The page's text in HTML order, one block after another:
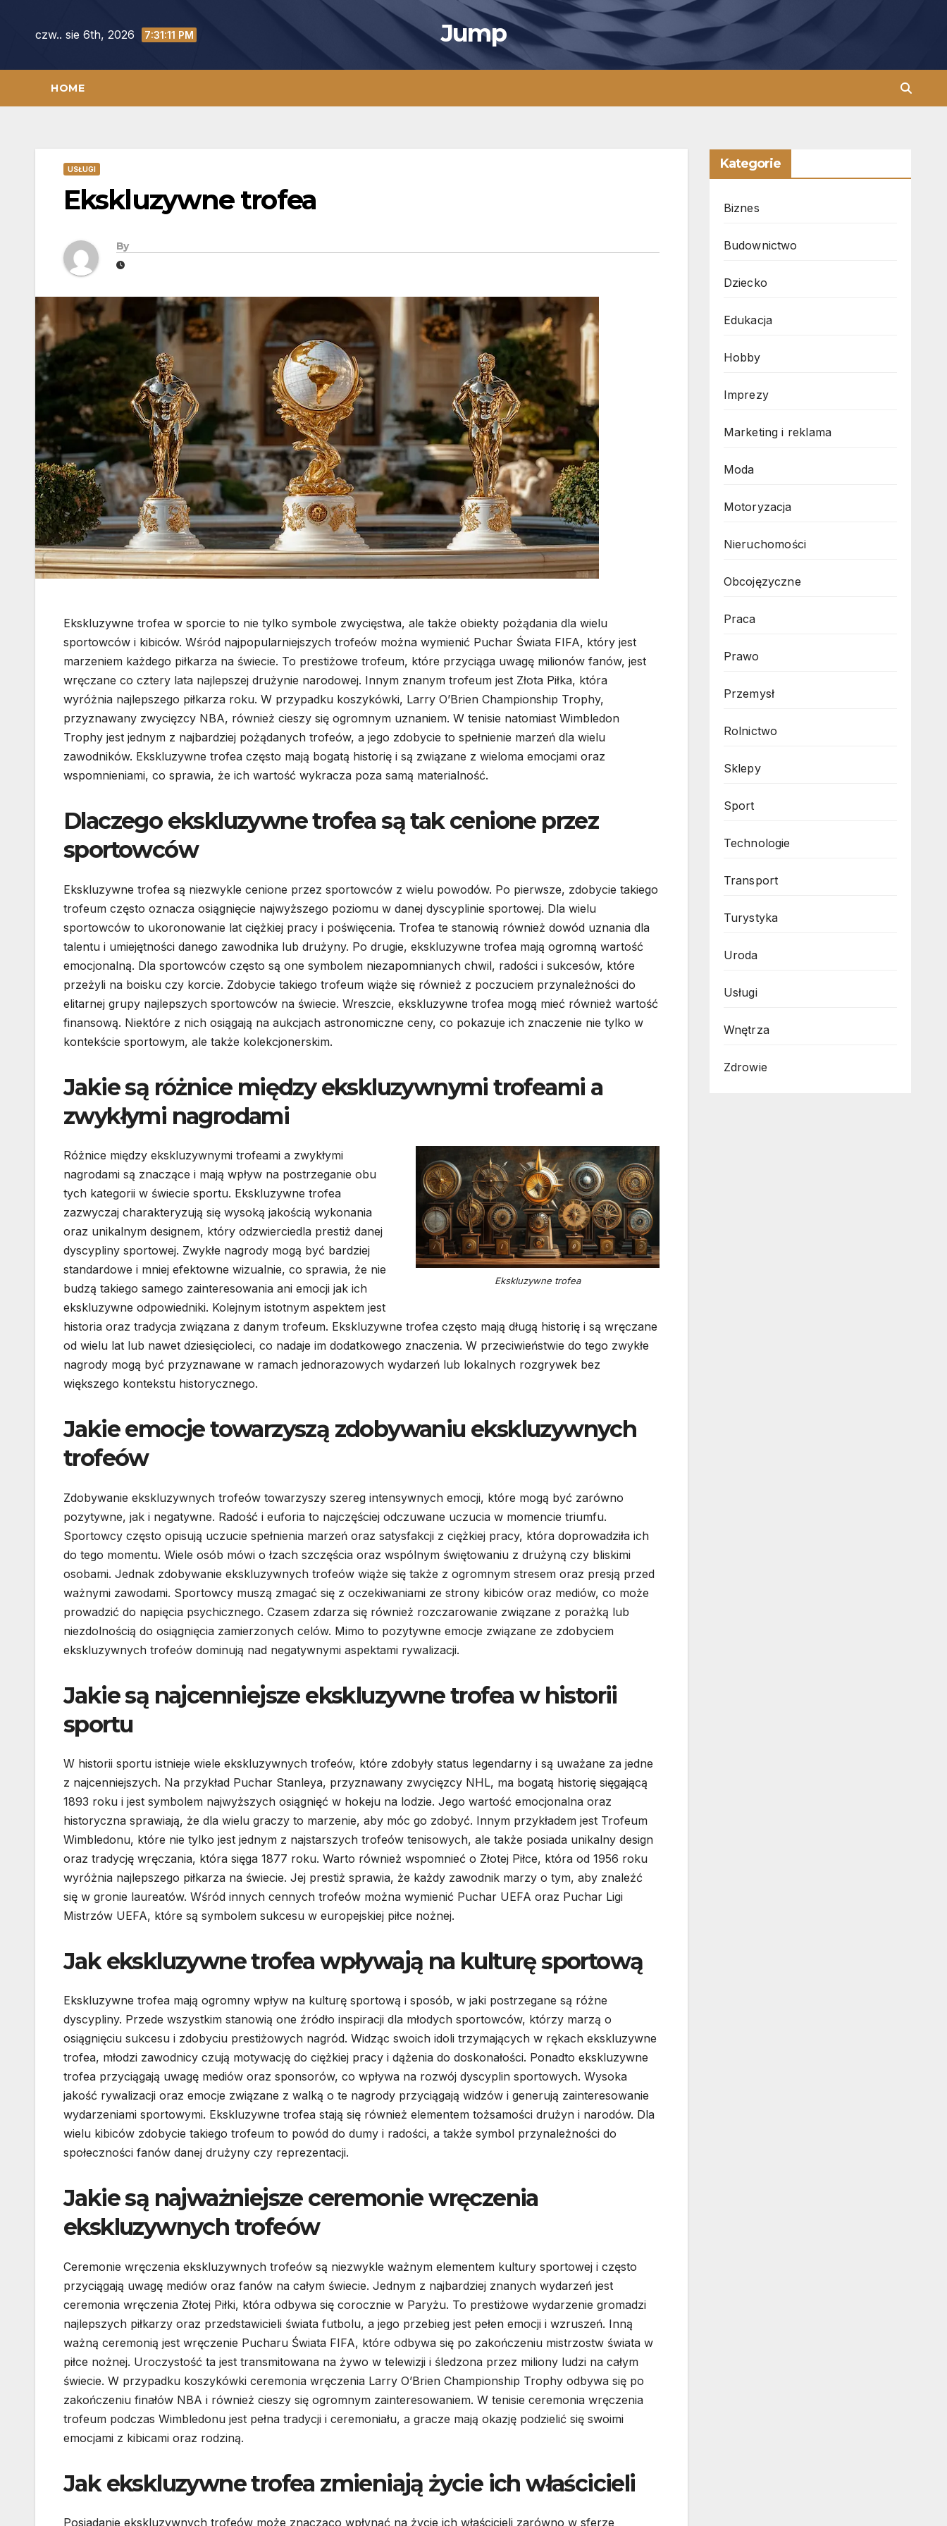
czw.. sie 6th, 2026 7:31:12 PM Jump
HOME
USŁUGI
Ekskluzywne trofea
By
Ekskluzywne trofea w sporcie to nie tylko symbole zwycięstwa, ale także obiekty pożądania dla wielu
sportowców i kibiców. Wśród najpopularniejszych trofeów można wymienić Puchar Świata FIFA, który jest
marzeniem każdego piłkarza na świecie. To prestiżowe trofeum, które przyciąga uwagę milionów fanów, jest
wręczane co cztery lata najlepszej drużynie narodowej. Innym znanym trofeum jest Złota Piłka, która
wyróżnia najlepszego piłkarza roku. W przypadku koszykówki, Larry O’Brien Championship Trophy,
przyznawany zwycięzcy NBA, również cieszy się ogromnym uznaniem. W tenisie natomiast Wimbledon
Trophy jest jednym z najbardziej pożądanych trofeów, a jego zdobycie to spełnienie marzeń dla wielu
zawodników. Ekskluzywne trofea często mają bogatą historię i są związane z wieloma emocjami oraz
wspomnieniami, co sprawia, że ich wartość wykracza poza samą materialność.
Dlaczego ekskluzywne trofea są tak cenione przez
sportowców
Ekskluzywne trofea są niezwykle cenione przez sportowców z wielu powodów. Po pierwsze, zdobycie takiego
trofeum często oznacza osiągnięcie najwyższego poziomu w danej dyscyplinie sportowej. Dla wielu
sportowców to ukoronowanie lat ciężkiej pracy i poświęcenia. Trofea te stanowią również dowód uznania dla
talentu i umiejętności danego zawodnika lub drużyny. Po drugie, ekskluzywne trofea mają ogromną wartość
emocjonalną. Dla sportowców często są one symbolem niezapomnianych chwil, radości i sukcesów, które
przeżyli na boisku czy korcie. Zdobycie takiego trofeum wiąże się również z poczuciem przynależności do
elitarnej grupy najlepszych sportowców na świecie. Wreszcie, ekskluzywne trofea mogą mieć również wartość
finansową. Niektóre z nich osiągają na aukcjach astronomiczne ceny, co pokazuje ich znaczenie nie tylko w
kontekście sportowym, ale także kolekcjonerskim.
Jakie są różnice między ekskluzywnymi trofeami a
zwykłymi nagrodami
Ekskluzywne trofea
Różnice między ekskluzywnymi trofeami a zwykłymi
nagrodami są znaczące i mają wpływ na postrzeganie obu
tych kategorii w świecie sportu. Ekskluzywne trofea
zazwyczaj charakteryzują się wysoką jakością wykonania
oraz unikalnym designem, który odzwierciedla prestiż danej
dyscypliny sportowej. Zwykłe nagrody mogą być bardziej
standardowe i mniej efektowne wizualnie, co sprawia, że nie
budzą takiego samego zainteresowania ani emocji jak ich
ekskluzywne odpowiedniki. Kolejnym istotnym aspektem jest
historia oraz tradycja związana z danym trofeum. Ekskluzywne trofea często mają długą historię i są wręczane
od wielu lat lub nawet dziesięcioleci, co nadaje im dodatkowego znaczenia. W przeciwieństwie do tego zwykłe
nagrody mogą być przyznawane w ramach jednorazowych wydarzeń lub lokalnych rozgrywek bez
większego kontekstu historycznego.
Jakie emocje towarzyszą zdobywaniu ekskluzywnych
trofeów
Zdobywanie ekskluzywnych trofeów towarzyszy szereg intensywnych emocji, które mogą być zarówno
pozytywne, jak i negatywne. Radość i euforia to najczęściej odczuwane uczucia w momencie triumfu.
Sportowcy często opisują uczucie spełnienia marzeń oraz satysfakcji z ciężkiej pracy, która doprowadziła ich
do tego momentu. Wiele osób mówi o łzach szczęścia oraz wspólnym świętowaniu z drużyną czy bliskimi
osobami. Jednak zdobywanie ekskluzywnych trofeów wiąże się także z ogromnym stresem oraz presją przed
ważnymi zawodami. Sportowcy muszą zmagać się z oczekiwaniami ze strony kibiców oraz mediów, co może
prowadzić do napięcia psychicznego. Czasem zdarza się również rozczarowanie związane z porażką lub
niezdolnością do osiągnięcia zamierzonych celów. Mimo to pozytywne emocje związane ze zdobyciem
ekskluzywnych trofeów dominują nad negatywnymi aspektami rywalizacji.
Jakie są najcenniejsze ekskluzywne trofea w historii
sportu
W historii sportu istnieje wiele ekskluzywnych trofeów, które zdobyły status legendarny i są uważane za jedne
z najcenniejszych. Na przykład Puchar Stanleya, przyznawany zwycięzcy NHL, ma bogatą historię sięgającą
1893 roku i jest symbolem najwyższych osiągnięć w hokeju na lodzie. Jego wartość emocjonalna oraz
historyczna sprawiają, że dla wielu graczy to marzenie, aby móc go zdobyć. Innym przykładem jest Trofeum
Wimbledonu, które nie tylko jest jednym z najstarszych trofeów tenisowych, ale także posiada unikalny design
oraz tradycję wręczania, która sięga 1877 roku. Warto również wspomnieć o Złotej Piłce, która od 1956 roku
wyróżnia najlepszego piłkarza na świecie. Jej prestiż sprawia, że każdy zawodnik marzy o tym, aby znaleźć
się w gronie laureatów. Wśród innych cennych trofeów można wymienić Puchar UEFA oraz Puchar Ligi
Mistrzów UEFA, które są symbolem sukcesu w europejskiej piłce nożnej.
Jak ekskluzywne trofea wpływają na kulturę sportową
Ekskluzywne trofea mają ogromny wpływ na kulturę sportową i sposób, w jaki postrzegane są różne
dyscypliny. Przede wszystkim stanowią one źródło inspiracji dla młodych sportowców, którzy marzą o
osiągnięciu sukcesu i zdobyciu prestiżowych nagród. Widząc swoich idoli trzymających w rękach ekskluzywne
trofea, młodzi zawodnicy czują motywację do ciężkiej pracy i dążenia do doskonałości. Ponadto ekskluzywne
trofea przyciągają uwagę mediów oraz sponsorów, co wpływa na rozwój dyscyplin sportowych. Wysoka
jakość rywalizacji oraz emocje związane z walką o te nagrody przyciągają widzów i generują zainteresowanie
wydarzeniami sportowymi. Ekskluzywne trofea stają się również elementem tożsamości drużyn i narodów. Dla
wielu kibiców zdobycie takiego trofeum to powód do dumy i radości, a także symbol przynależności do
społeczności fanów danej drużyny czy reprezentacji.
Jakie są najważniejsze ceremonie wręczenia
ekskluzywnych trofeów
Ceremonie wręczenia ekskluzywnych trofeów są niezwykle ważnym elementem kultury sportowej i często
przyciągają uwagę mediów oraz fanów na całym świecie. Jednym z najbardziej znanych wydarzeń jest
ceremonia wręczenia Złotej Piłki, która odbywa się corocznie w Paryżu. To prestiżowe wydarzenie gromadzi
najlepszych piłkarzy oraz przedstawicieli świata futbolu, a jego przebieg jest pełen emocji i wzruszeń. Inną
ważną ceremonią jest wręczenie Pucharu Świata FIFA, które odbywa się po zakończeniu mistrzostw świata w
piłce nożnej. Uroczystość ta jest transmitowana na żywo w telewizji i śledzona przez miliony ludzi na całym
świecie. W przypadku koszykówki ceremonia wręczenia Larry O’Brien Championship Trophy odbywa się po
zakończeniu finałów NBA i również cieszy się ogromnym zainteresowaniem. W tenisie ceremonia wręczenia
trofeum podczas Wimbledonu jest pełna tradycji i ceremoniału, a gracze mają okazję podzielić się swoimi
emocjami z kibicami oraz rodziną.
Jak ekskluzywne trofea zmieniają życie ich właścicieli
Posiadanie ekskluzywnych trofeów może znacząco wpłynąć na życie ich właścicieli zarówno w sferze
Kategorie
Biznes
Budownictwo
Dziecko
Edukacja
Hobby
Imprezy
Marketing i reklama
Moda
Motoryzacja
Nieruchomości
Obcojęzyczne
Praca
Prawo
Przemysł
Rolnictwo
Sklepy
Sport
Technologie
Transport
Turystyka
Uroda
Usługi
Wnętrza
Zdrowie